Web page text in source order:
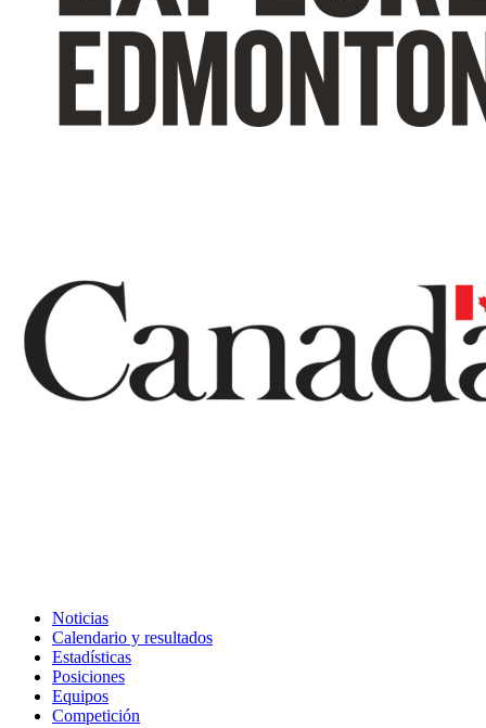
Noticias
Calendario y resultados
Estadísticas
Posiciones
Equipos
Competición